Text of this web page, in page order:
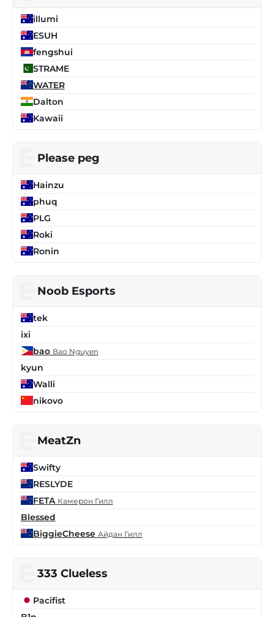
illumi
ESUH
fengshui
STRAME
WATER
Dalton
Kawaii
Please peg
Hainzu
phuq
PLG
Roki
Ronin
Noob Esports
tek
ixi
bao Bao Nguyen
kyun
Walli
nikovo
MeatZn
Swifty
RESLYDE
FETA Камерон Гилл
Blessed
BiggieCheese Айдан Гилл
333 Clueless
Pacifist